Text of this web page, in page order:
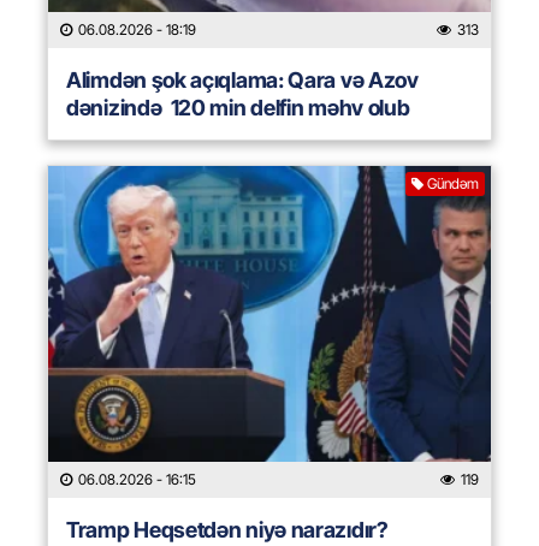
06.08.2026 - 18:19 313
Alimdən şok açıqlama: Qara və Azov
dənizində 120 min delfin məhv olub
Gündəm
06.08.2026 - 16:15 119
Tramp Heqsetdən niyə narazıdır?